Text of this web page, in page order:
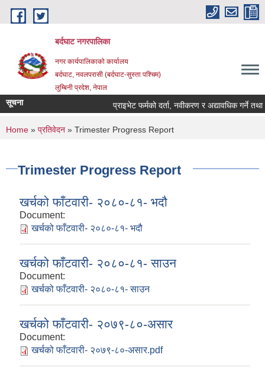
Skip to main content
बर्दघाट नगरपालिका
नगर कार्यपालिकाको कार्यालय
बर्दघाट, नवलपरासी (बर्दघाट-सुस्ता पश्चिम)
लुम्बिनी प्रदेश, नेपाल
सूचना प्राइभेट फर्मको दर्ता, नवीकरण र अद्यावधिक गर्ने
You are here
Home » प्रतिवेदन » Trimester Progress Report
Trimester Progress Report
खर्चको फाँटवारी- २०८०-८१- भदौ
Document:
खर्चको फाँटवारी- २०८०-८१- भदौ
खर्चको फाँटवारी- २०८०-८१- साउन
Document:
खर्चको फाँटवारी- २०८०-८१- साउन
खर्चको फाँटवारी- २०७९-८०-असार
Document:
खर्चको फाँटवारी- २०७९-८०-असार.pdf